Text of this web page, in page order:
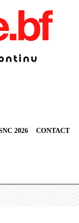
2026 CONTACT